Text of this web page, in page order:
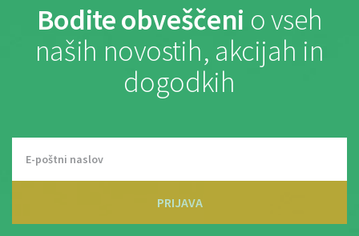
Bodite obveščeni o vseh
naših novostih, akcijah in
dogodkih
PRIJAVA